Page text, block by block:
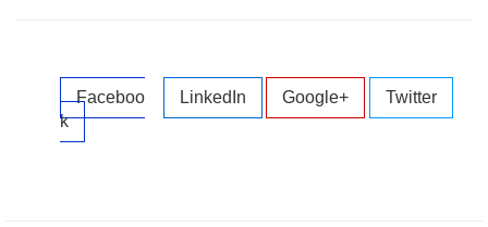
Faceboo
k
LinkedIn Google+ Twitter